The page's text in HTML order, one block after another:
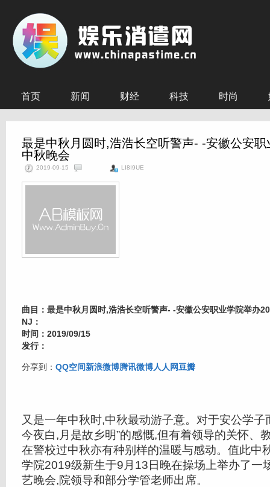
首页 新闻 财经 科技 时尚
最是中秋月圆时,浩浩长空听警声- -安徽公安
中秋晚会
2019-09-15 LI8I9UE
曲目：最是中秋月圆时,浩浩长空听警声- -安徽公安职业学院举办
NJ：
时间：2019/09/15
发行：
分享到： QQ空间新浪微博腾讯微博人人网豆瓣
又是一年中秋时,中秋最动游子意。对于安公学子
今夜白,月是故乡明”的感慨,但有着领导的关怀、
在警校过中秋亦有种别样的温暖与感动。值此中
学院2019级新生于9月13日晚在操场上举办了一
艺晚会,院领导和部分学管老师出席。